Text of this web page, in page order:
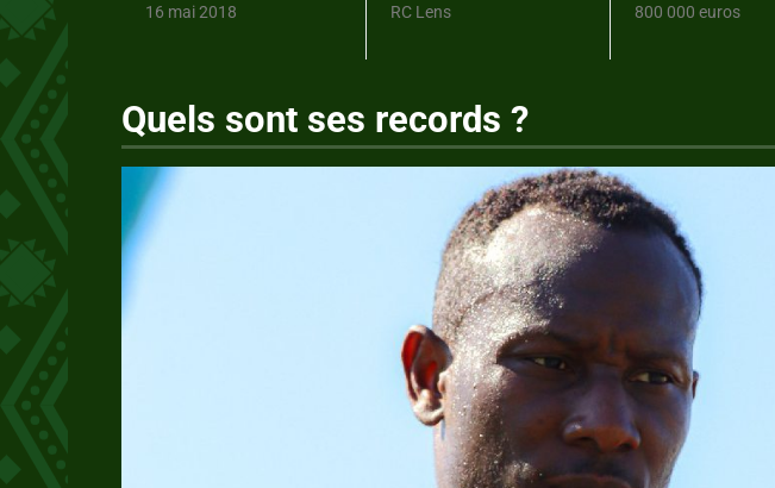
16 mai 2018 RC Lens 800 000 euros
Quels sont ses records ?